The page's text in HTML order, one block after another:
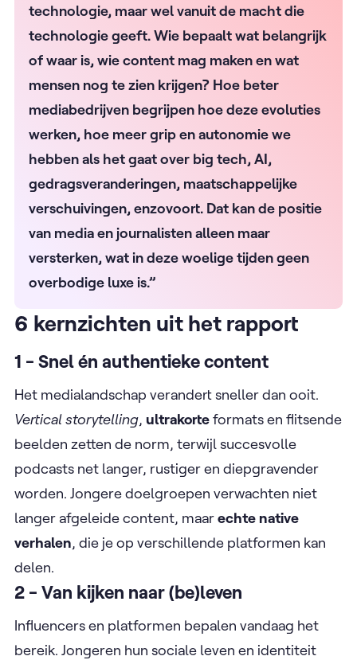
technologie, maar wel vanuit de macht die
technologie geeft. Wie bepaalt wat belangrijk
of waar is, wie content mag maken en wat
mensen nog te zien krijgen? Hoe beter
mediabedrijven begrijpen hoe deze evoluties
werken, hoe meer grip en autonomie we
hebben als het gaat over big tech, AI,
gedragsveranderingen, maatschappelijke
verschuivingen, enzovoort. Dat kan de positie
van media en journalisten alleen maar
versterken, wat in deze woelige tijden geen
overbodige luxe is.”
6 kernzichten uit het rapport
1 - Snel én authentieke content
Het medialandschap verandert sneller dan ooit.
Vertical storytelling, ultrakorteformats en flitsende
beelden zetten de norm, terwijl succesvolle
podcasts net langer, rustiger en diepgravender
worden. Jongere doelgroepen verwachten niet
langer afgeleide content, maarechte native
verhalen, die je op verschillende platformen kan
delen.
2 - Van kijken naar (be)leven
Influencers en platformen bepalen vandaag het
bereik. Jongeren hun sociale leven en identiteit